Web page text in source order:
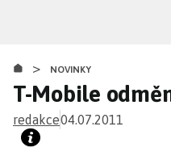
obsahu
> NOVINKY
T-Mobile
redakce04.07.2011